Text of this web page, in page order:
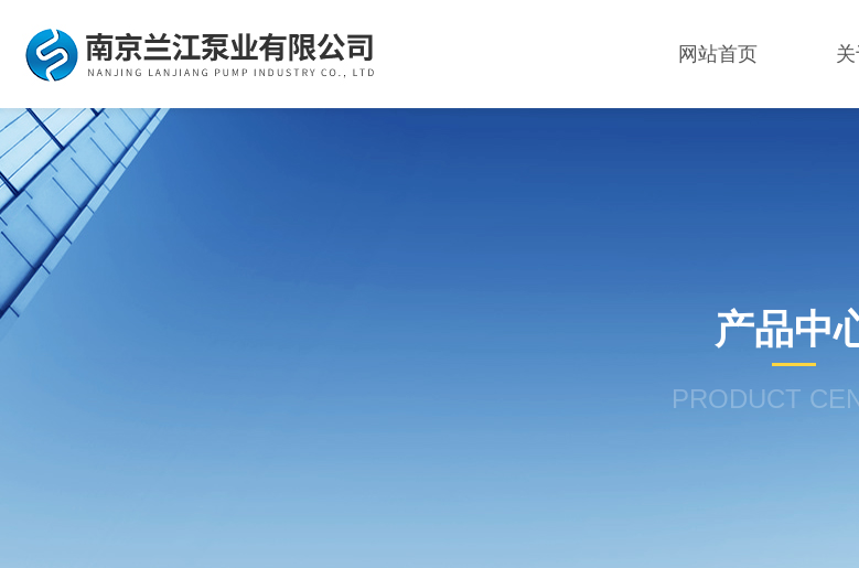
网站首页
产品中
PRODUCT